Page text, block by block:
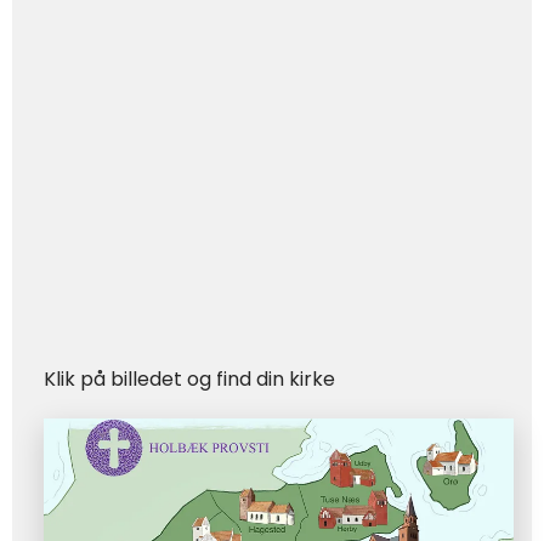
Klik på billedet og find din kirke